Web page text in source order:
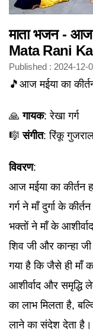
माता भजन - आज
Mata Rani
Published : 2024-
🎵आज मईया का
🙏गायक: रेखा गर्ग
🎼संगीत: रिंकू
विवरण:
आज मईया का कीर्तन
गर्ग ने माँ दुर्गा के
भक्तों ने माँ के
शिव जी और कान्हा
गया है कि जैसे ही माँ
आशीर्वाद और
का लाभ मिलता है,
लाने का संदेश देता है।